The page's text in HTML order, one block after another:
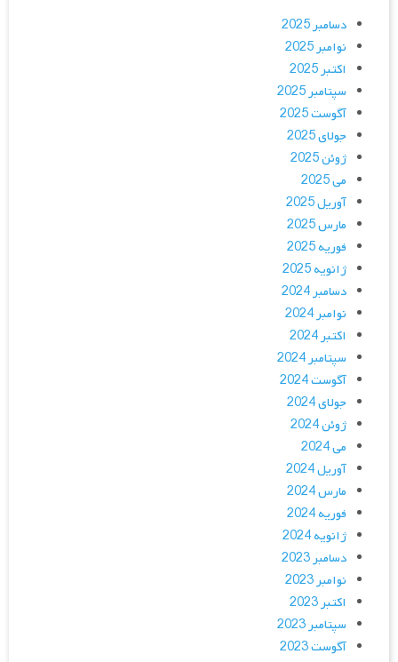
دسامبر 2025
نوامبر 2025
اکتبر 2025
سپتامبر 2025
آگوست 2025
جولای 2025
ژوئن 2025
می 2025
آوریل 2025
مارس 2025
فوریه 2025
ژانویه 2025
دسامبر 2024
نوامبر 2024
اکتبر 2024
سپتامبر 2024
آگوست 2024
جولای 2024
ژوئن 2024
می 2024
آوریل 2024
مارس 2024
فوریه 2024
ژانویه 2024
دسامبر 2023
نوامبر 2023
اکتبر 2023
سپتامبر 2023
آگوست 2023